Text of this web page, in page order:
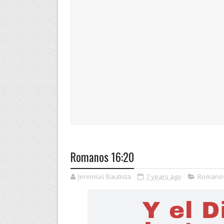
Romanos 16:20
Jeremías Bautista 7 years ago